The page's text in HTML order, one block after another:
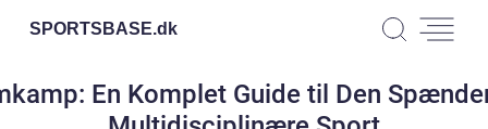
SPORTSBASE.dk
En Komplet Guide til Den